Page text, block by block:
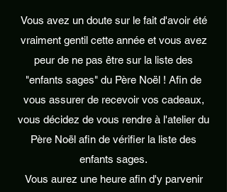
Vous avez un doute sur le fait d'avoir été
vraiment gentil cette année et vous avez
peur de ne pas être sur la liste des
"enfants sages" du Père Noël ! Afin de
vous assurer de recevoir vos cadeaux,
vous décidez de vous rendre à l'atelier du
Père Noël afin de vérifier la liste des
enfants sages.
Vous aurez une heure afin d'y parvenir